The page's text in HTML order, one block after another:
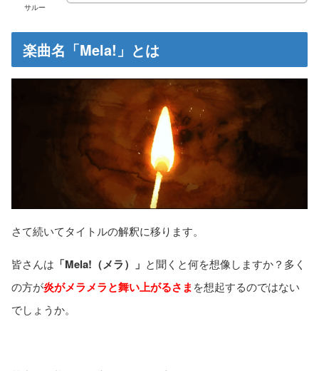
サルー
楽曲名「Mela!」とは
さて続いてタイトルの解釈に移ります。
皆さんは 「Mela!（メラ）」 と聞くと何を想像しますか？多く
の方が炎がメラメラと舞い上がるさまを想起するのではない
でしょうか。